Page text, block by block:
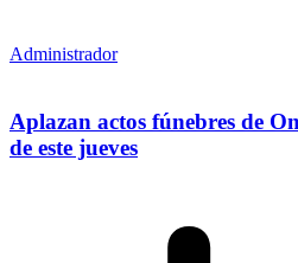
Administrador
Aplazan actos fúnebres de
de este jueves